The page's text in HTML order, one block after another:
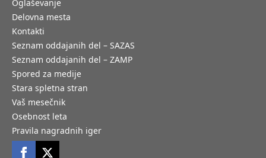
Oglaševanje
Delovna mesta
Kontakti
Seznam oddajanih del – SAZAS
Seznam oddajanih del – ZAMP
Spored za medije
Stara spletna stran
Vaš mesečnik
Osebnost leta
Pravila nagradnih iger